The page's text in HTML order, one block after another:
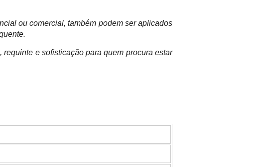
ou comercial, também podem ser aplicados
e sofisticação para quem procura estar